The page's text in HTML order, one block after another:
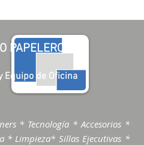
PAPELERO
Equipo de Oficina
* Tecnología * Accesorios *
* Limpieza* Sillas Ejecutivas *